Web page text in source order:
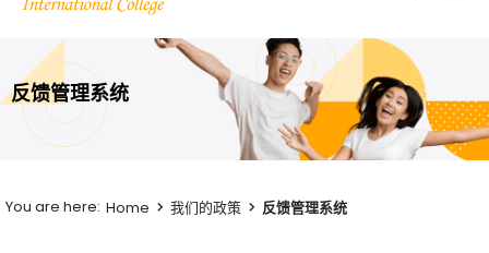
反馈管理系统
Home 我们的政策 反馈管理系统